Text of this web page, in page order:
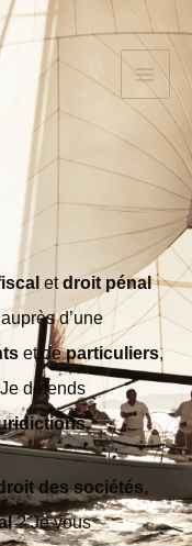
etdroit pénal
d’une
et departiculiers,
défends
des sociétés,
? Je vous